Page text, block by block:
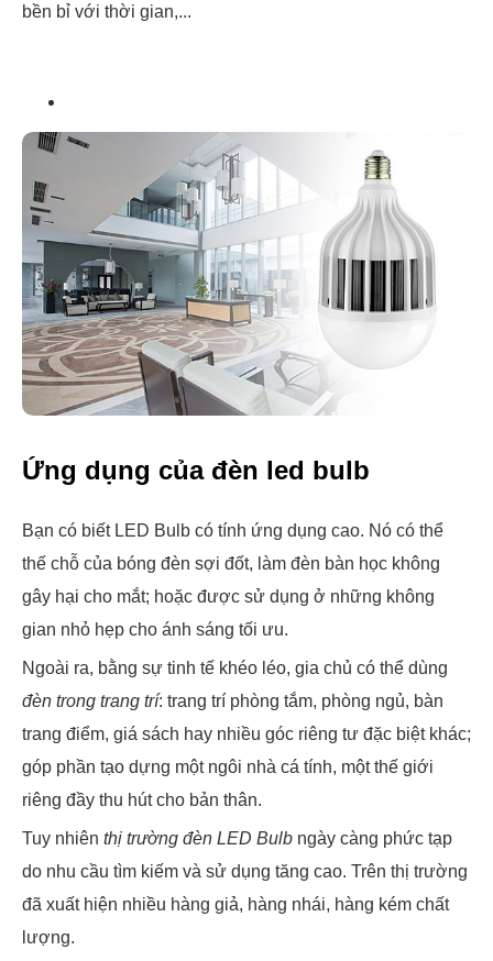
bền bỉ với thời gian,...
Ứng dụng của đèn led bulb
Bạn có biết LED Bulb có tính ứng dụng cao. Nó có thể
thế chỗ của bóng đèn sợi đốt, làm đèn bàn học không
gây hại cho mắt; hoặc được sử dụng ở những không
gian nhỏ hẹp cho ánh sáng tối ưu.
Ngoài ra, bằng sự tinh tế khéo léo, gia chủ có thể dùng
đèn trong trang trí: trang trí phòng tắm, phòng ngủ, bàn
trang điểm, giá sách hay nhiều góc riêng tư đặc biệt khác;
góp phần tạo dựng một ngôi nhà cá tính, một thế giới
riêng đầy thu hút cho bản thân.
Tuy nhiên thị trường đèn LED Bulb ngày càng phức tạp
do nhu cầu tìm kiếm và sử dụng tăng cao. Trên thị trường
đã xuất hiện nhiều hàng giả, hàng nhái, hàng kém chất
lượng.